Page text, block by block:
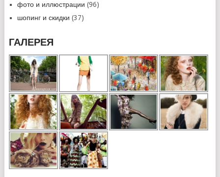
фото и иллюстрации (96)
шопинг и скидки (37)
ГАЛЕРЕЯ